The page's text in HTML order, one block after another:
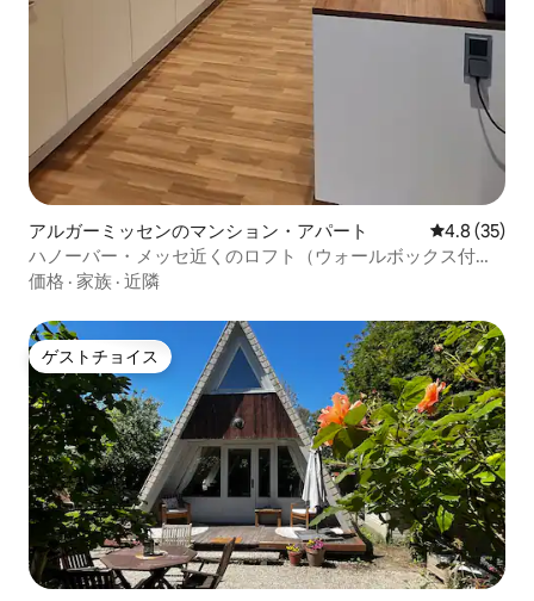
アルガーミッセンのマンション・アパート レビュー35
4.8 (35)
ハノーバー・メッセ近くのロフト（ウォールボックス付
き）
価格 · 家族 · 近隣
ゲストチョイス
ゲストチョイス